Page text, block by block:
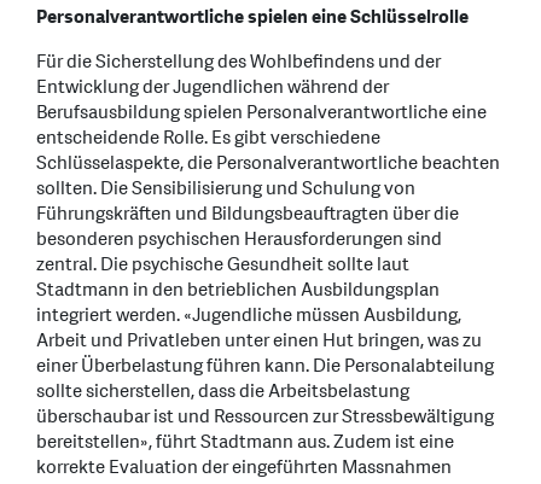
Personalverantwortliche spielen eine Schlüsselrolle
Für die Sicherstellung des Wohlbefindens und der
Entwicklung der Jugendlichen während der
Berufsausbildung spielen Personalverantwortliche eine
entscheidende Rolle. Es gibt verschiedene
Schlüsselaspekte, die Personalverantwortliche beachten
sollten. Die Sensibilisierung und Schulung von
Führungskräften und Bildungsbeauftragten über die
besonderen psychischen Herausforderungen sind
zentral. Die psychische Gesundheit sollte laut
Stadtmann in den betrieblichen Ausbildungsplan
integriert werden. «Jugendliche müssen Ausbildung,
Arbeit und Privatleben unter einen Hut bringen, was zu
einer Überbelastung führen kann. Die Personalabteilung
sollte sicherstellen, dass die Arbeitsbelastung
überschaubar ist und Ressourcen zur Stressbewältigung
bereitstellen», führt Stadtmann aus. Zudem ist eine
korrekte Evaluation der eingeführten Massnahmen